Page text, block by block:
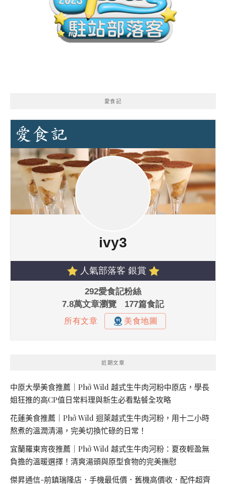
愛食記
近期文章
中原大學美食推薦｜Phở Wild 越式生牛肉河粉中原店，學長
姐狂推的高CP值日常料理與新生必看點餐全攻略
花蓮美食推薦｜Phở Wild 迴萊越式生牛肉河粉，用十二小時
熬煮的溫潤清湯，完美切換忙碌的日常！
宜蘭羅東宵夜推薦｜Phở Wild 越式生牛肉河粉：夏夜輕盈無
負擔的溫暖選擇！清爽湯頭與原型食物的完美撫慰
傑昇通信-前鎮瑞隆店．手機最低價．舊機高價收．配件超齊